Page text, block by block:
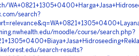
search?
moodle/course/search.php?
search-results?